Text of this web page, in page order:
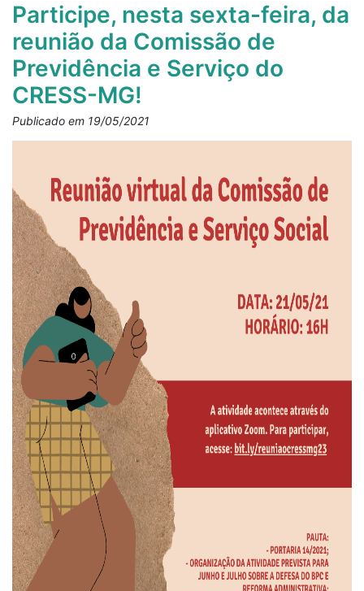
Participe, nesta sexta-feira, da
reunião da Comissão de
Previdência e Serviço do
CRESS-MG!
Publicado em 19/05/2021